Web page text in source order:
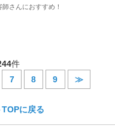
師さんにおすすめ！
件
7 8 9 ≫
に戻る